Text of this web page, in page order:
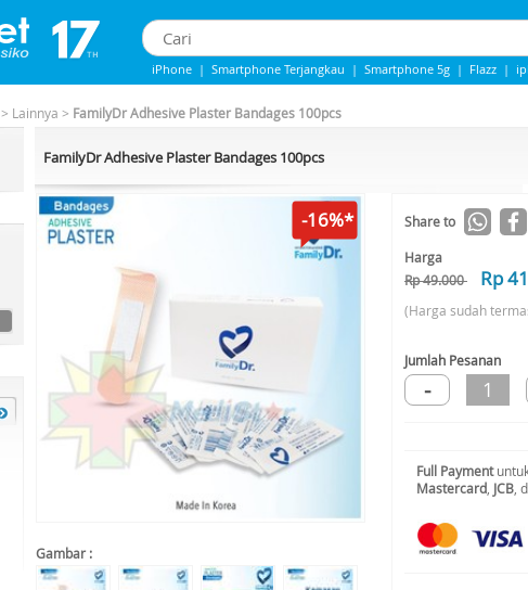
iPhone | Smartphone Terjangkau | Smartphone 5g | Flazz |
> Lainnya > FamilyDr Adhesive Plaster Bandages 100pcs
FamilyDr Adhesive Plaster Bandages 100pcs
-16%*
Gambar :
Share to
Harga
Rp 49.000
Rp
(Harga sudah
Jumlah Pesanan
- 1
Full Payment
Mastercard JCB ,